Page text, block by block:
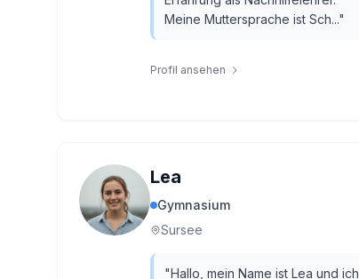
Meine Muttersprache ist Sch..."
Profil ansehen
Lea
Gymnasium
Sursee
"Hallo, mein Name ist Lea und ich